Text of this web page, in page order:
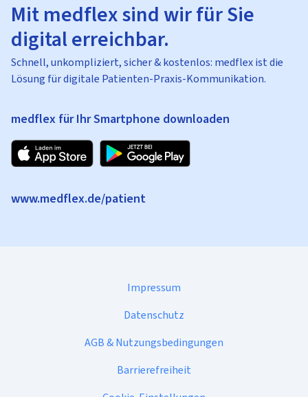
Mit medflex sind wir für Sie
digital erreichbar.
Schnell, unkompliziert, sicher & kostenlos: medflex ist die
Lösung für digitale Patienten-Praxis-Kommunikation.
medflex für Ihr Smartphone downloaden
www.medflex.de/patient
Impressum
Datenschutz
AGB & Nutzungsbedingungen
Barrierefreiheit